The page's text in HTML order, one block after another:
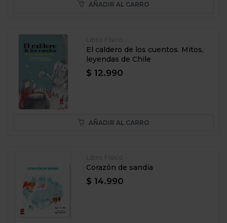
AÑADIR AL CARRO
Libro Físico
El caldero de los cuentos. Mitos,
leyendas de Chile
$ 12.990
AÑADIR AL CARRO
Libro Físico
Corazón de sandía
$ 14.990